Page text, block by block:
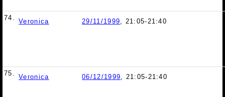
74. Veronica 29/11/1999, 21:05-21:40
75. Veronica 06/12/1999, 21:05-21:40